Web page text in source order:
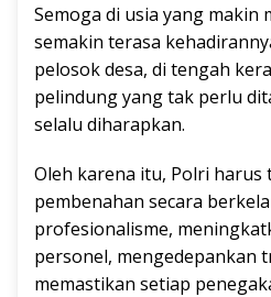
Semoga di usia yang makin
semakin terasa
pelosok desa, di tengah
pelindung yang tak perlu
selalu diharapkan.
Oleh karena itu, Polri harus
pembenahan secara
profesionalisme,
personel, mengedepankan
memastikan setiap